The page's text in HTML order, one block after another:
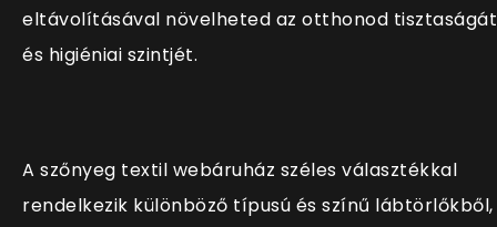
eltávolításával növelheted az otthonod tisztaságát
és higiéniai szintjét.
A szőnyeg textil webáruház széles választékkal
rendelkezik különböző típusú és színű lábtörlőkből,